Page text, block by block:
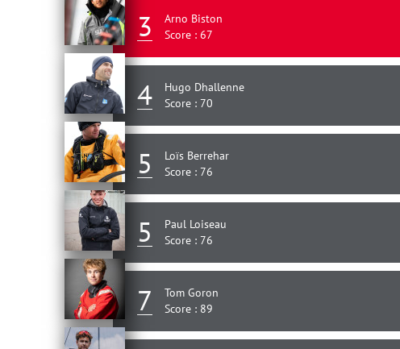
3
Arno Biston
Score : 67
4
Hugo Dhallenne
Score : 70
5
Loïs Berrehar
Score : 76
5
Paul Loiseau
Score : 76
7
Tom Goron
Score : 89